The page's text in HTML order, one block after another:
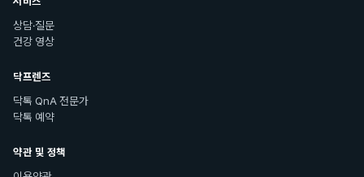
상담·질문
건강 영상
닥프렌즈
닥톡 QnA 전문가
닥톡 예약
약관 및 정책